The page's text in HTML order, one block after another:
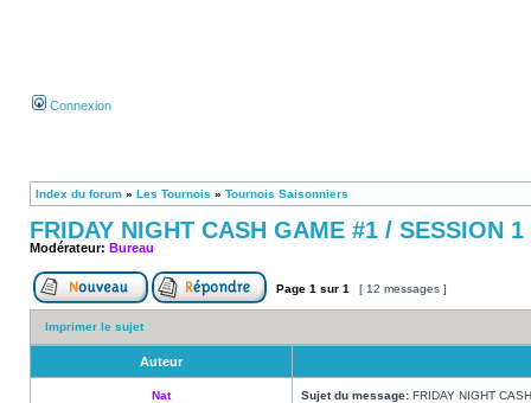
Connexion
Index du forum » Les Tournois » Tournois Saisonniers
FRIDAY NIGHT CASH GAME #1 / SESSION 1
Modérateur: Bureau
Page 1 sur 1 [ 12 messages ]
Imprimer le sujet
Auteur
Nat Sujet du message: FRIDAY NIGHT